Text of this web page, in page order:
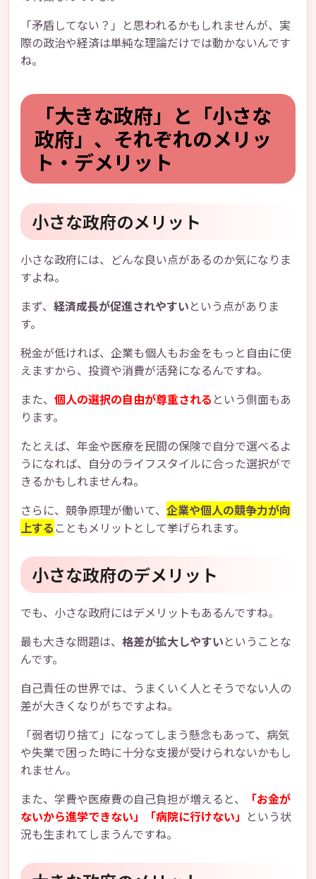
「矛盾してない？」と思われるかもしれませんが、実
際の政治や経済は単純な理論だけでは動かないんです
ね。
「大きな政府」と「小さな
政府」、それぞれのメリッ
ト・デメリット
小さな政府のメリット
小さな政府には、どんな良い点があるのか気になりま
すよね。
まず、 経済成長が促進されやすいという点がありま
す。
税金が低ければ、企業も個人もお金をもっと自由に使
えますから、投資や消費が活発になるんですね。
また、 個人の選択の自由が尊重される という側面もあ
ります。
たとえば、年金や医療を民間の保険で自分で選べるよ
うになれば、自分のライフスタイルに合った選択がで
きるかもしれませんね。
さらに、競争原理が働いて、 企業や個人の競争力が向
上する こともメリットとして挙げられます。
小さな政府のデメリット
でも、小さな政府にはデメリットもあるんですね。
最も大きな問題は、 格差が拡大しやすいということな
んです。
自己責任の世界では、うまくいく人とそうでない人の
差が大きくなりがちですよね。
「弱者切り捨て」になってしまう懸念もあって、病気
や失業で困った時に十分な支援が受けられないかもし
れません。
また、学費や医療費の自己負担が増えると、
「お金が
ないから進学できない」「病院に行けない」 という状
況も生まれてしまうんですね。